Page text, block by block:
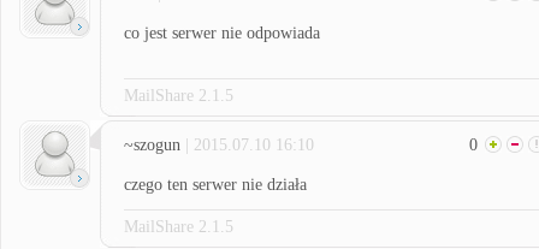
co jest serwer nie odpowiada
MailShare 2.1.5
~szogun | 2015.07.10 16:10 0
czego ten serwer nie działa
MailShare 2.1.5